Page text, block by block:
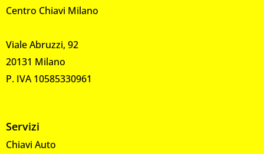
Centro Chiavi Milano
Viale Abruzzi, 92
20131 Milano
P. IVA 10585330961
Servizi
Chiavi Auto